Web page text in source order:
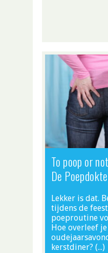
To poop or
De
Lekker is dat.
tijdens de
poeproutine
Hoe overleef
kerstdiner? (…)